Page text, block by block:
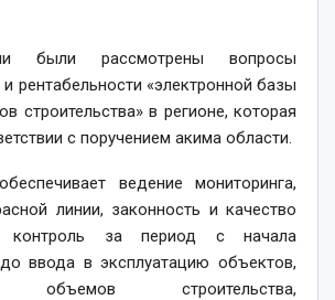
были рассмотрены вопросы
рентабельности «электронной базы
строительства» в регионе, которая
с поручением акима области.
ведение мониторинга,
линии, законность и качество
контроль за период с начала
до ввода в эксплуатацию объектов,
объемов строительства,